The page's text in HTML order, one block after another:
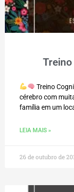
Treino
cérebro com
família em um
LEIA MAIS »
26 de outubro de